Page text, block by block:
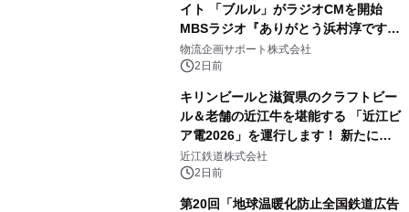
イト 「ブルル」がラジオCMを開始
MBSラジオ『ありがとう浜村淳です』
にて8月1日(土)より
物流企画サポート株式会社
2日前
キリンビールと滋賀県のクラフトビー
ル＆老舗の近江牛を堪能する 「近江ビ
ア電2026」を運行します！ 新たに
「長濱浪漫ビール」が参加！キリン一
番搾り飲み放題が復活！
近江鉄道株式会社
2日前
第20回「地球温暖化防止全国鉄道広告